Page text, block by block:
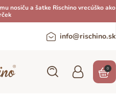
nosiču a šatke Rischino vrecúško ako
info@rischino.sk
0